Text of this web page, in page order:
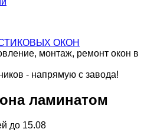
ОКОН
монтаж, ремонт окон в
- напрямую с завода!
ламинатом
до 15.08